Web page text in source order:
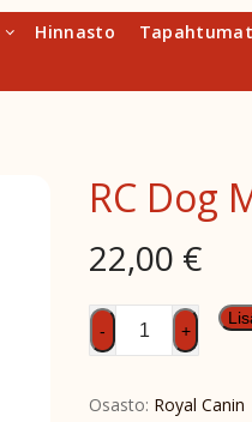
Hinnasto
Tapahtumat
RC Dog
22,00 €
RC
Dog
Puppy
- +
Osasto: Royal Canin